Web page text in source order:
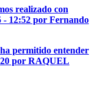
realizado con
- 12:52 por Fernando
permitido entender
por RAQUEL